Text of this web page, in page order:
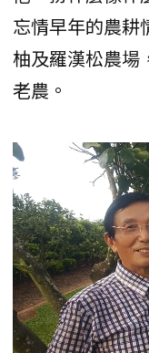
忘情早年的農耕
柚及羅漢松農場
老農。